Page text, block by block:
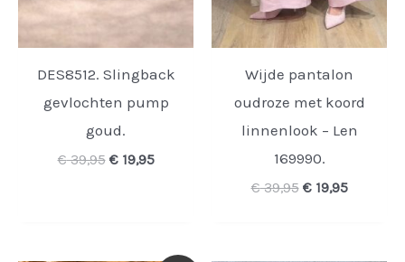
DES8512. Slingback
gevlochten pump
goud.
€39,95 Oorspronkelijke
€19,95Huidige
Wijde pantalon
oudroze met koord
linnenlook – Len
169990.
€39,95 Oorspronkelijke
€19,95Huidige